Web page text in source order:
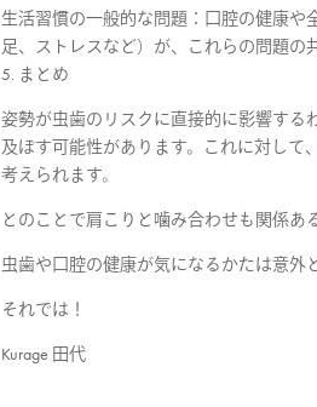
生活習慣の一般的な問題：口腔の健康
足、ストレスなど）が、これらの問題
5. まとめ
姿勢が虫歯のリスクに直接的に影響する
及ぼす可能性があります。これに対し
考えられます。
とのことで肩こりと噛み合わせも関係あ
虫歯や口腔の健康が気になるかたは意外
それでは！
Kurage 田代